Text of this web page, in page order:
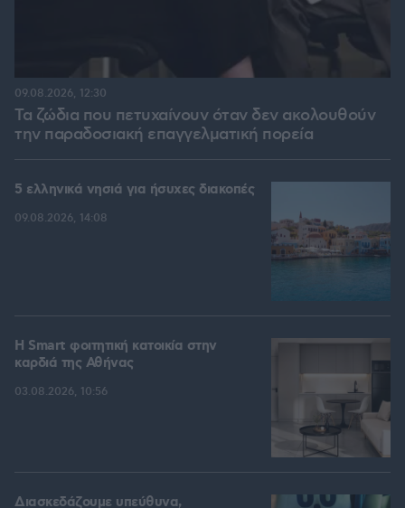
Τα ζώδια που πετυχαίνουν όταν δεν ακολουθούν
την παραδοσιακή επαγγελματική πορεία
09.08.2026, 12:30
5 ελληνικά νησιά για ήσυχες διακοπές
09.08.2026, 14:08
Η Smart φοιτητική κατοικία στην
καρδιά της Αθήνας
03.08.2026, 10:56
Διασκεδάζουμε υπεύθυνα,